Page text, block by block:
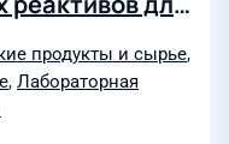
нефть» в
продукты и сырье,
, Лабораторная